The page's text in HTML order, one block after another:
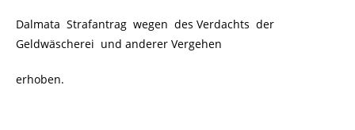
Dalmata Strafantrag wegen des Verdachts der
Geldwäscherei und anderer Vergehen
erhoben.